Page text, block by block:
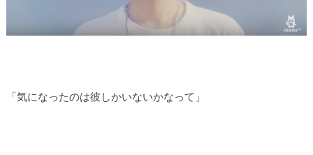
「気になったのは彼しかいないかなって」